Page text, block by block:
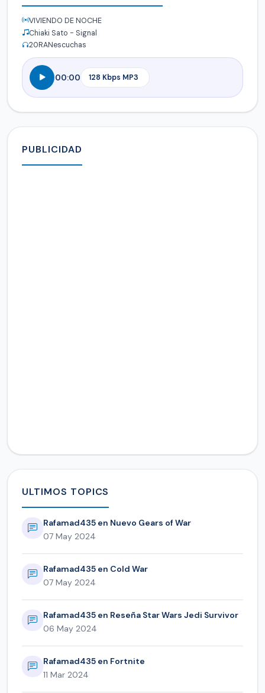
VIVIENDO DE NOCHE
Chiaki Sato - Signal
20RANescuchas
00:00
PUBLICIDAD
ULTIMOS TOPICS
Rafamad435 en Nuevo Gears of War
07 May 2024
Rafamad435 en Cold War
07 May 2024
Rafamad435 en Reseña Star Wars Jedi Survivor
06 May 2024
Rafamad435 en Fortnite
11 Mar 2024